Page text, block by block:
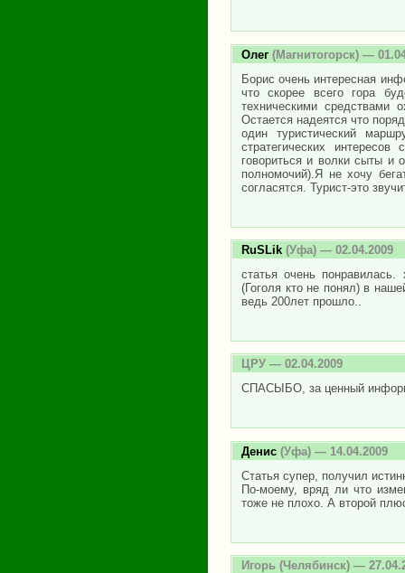
Олег (Магнитогорск) —
Борис очень интересная
что скорее всего гора
техническими средствами
Остается надеятся что
один туристический
стратегических
говориться и волки сыты и
полномочий).Я не хочу
согласятся. Турист-это
RuSLik (Уфа) — 02.04.2009
статья очень
(Гоголя кто не понял) в
ведь 200лет прошло..
ЦРУ — 02.04.2009
СПАСЫБО, за ценный
Денис (Уфа) — 14.04.2009
Статья супер, получил
По-моему, вряд ли что
тоже не плохо. А второй
Игорь (Челябинск) —